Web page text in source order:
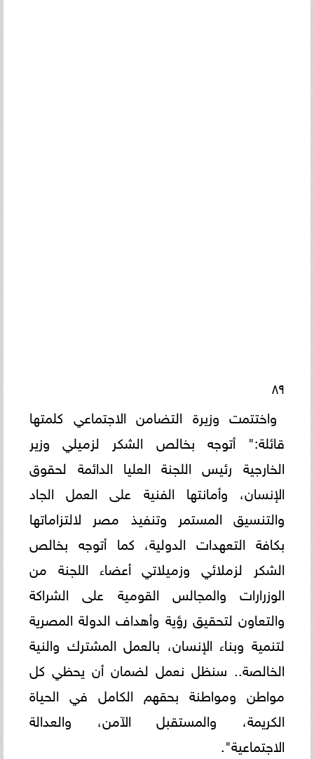
٨٩
واختتمت وزيرة التضامن الاجتماعي كلمتها
قائلة:" أتوجه بخالص الشكر لزميلي وزير
الخارجية رئيس اللجنة العليا الدائمة لحقوق
الإنسان، وأمانتها الفنية على العمل الجاد
والتنسيق المستمر وتنفيذ مصر لالتزاماتها
بكافة التعهدات الدولية، كما أتوجه بخالص
الشكر لزملائي وزميلاتي أعضاء اللجنة من
الوزرارات والمجالس القومية على الشراكة
والتعاون لتحقيق رؤية وأهداف الدولة المصرية
لتنمية وبناء الإنسان، بالعمل المشترك والنية
الخالصة.. سنظل نعمل لضمان أن يحظي كل
مواطن ومواطنة بحقهم الكامل في الحياة
الكريمة، والمستقبل الآمن، والعدالة
الاجتماعية".